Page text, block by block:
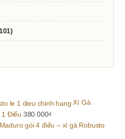
Xì Gà
1 Điếu 380.000₫